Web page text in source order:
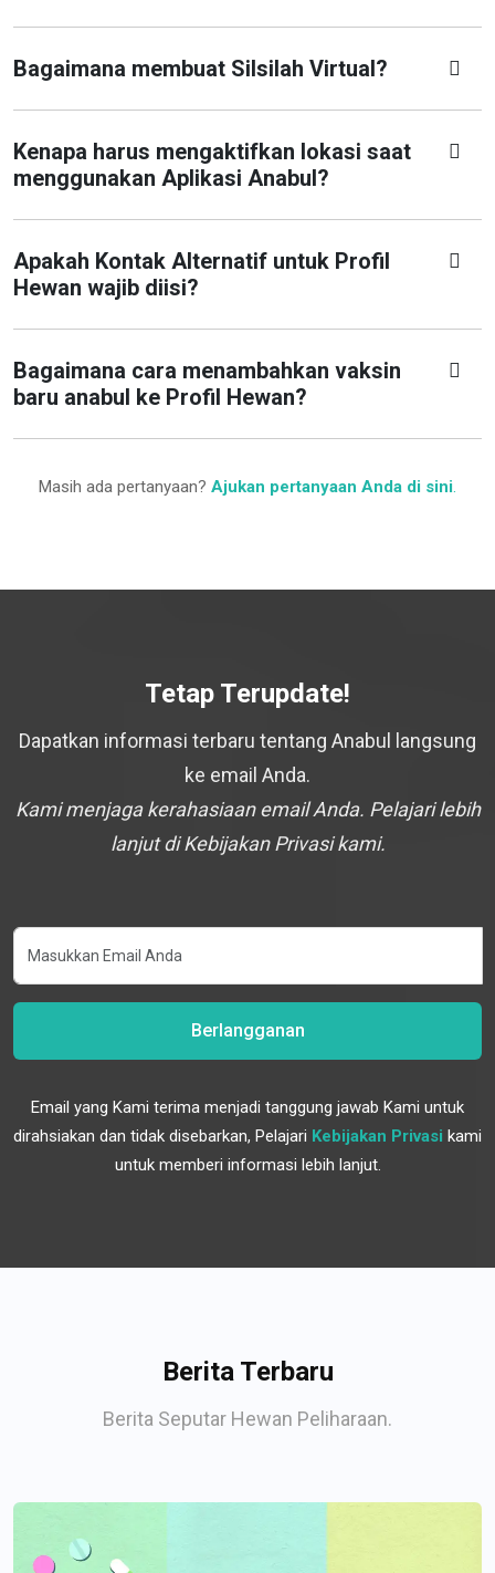
Bagaimana membuat Silsilah Virtual?
Kenapa harus mengaktifkan lokasi saat
menggunakan Aplikasi Anabul?
Apakah Kontak Alternatif untuk Profil
Hewan wajib diisi?
Bagaimana cara menambahkan vaksin
baru anabul ke Profil Hewan?
Masih ada pertanyaan? Ajukan pertanyaan Anda di sini.
Tetap Terupdate!
Dapatkan informasi terbaru tentang Anabul langsung
ke email Anda.
Kami menjaga kerahasiaan email Anda. Pelajari lebih
lanjut di Kebijakan Privasi kami.
Berlangganan
Email yang Kami terima menjadi tanggung jawab Kami untuk
dirahsiakan dan tidak disebarkan, Pelajari Kebijakan Privasi kami
untuk memberi informasi lebih lanjut.
Berita Terbaru
Berita Seputar Hewan Peliharaan.